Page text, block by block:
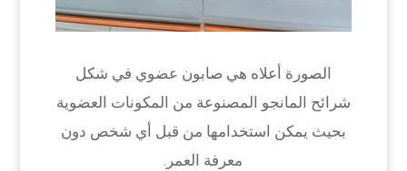
الصورة أعلاه هي صابون عضوي في شكل
شرائح المانجو المصنوعة من المكونات العضوية
بحيث يمكن استخدامها من قبل أي شخص دون
معرفة العمر.